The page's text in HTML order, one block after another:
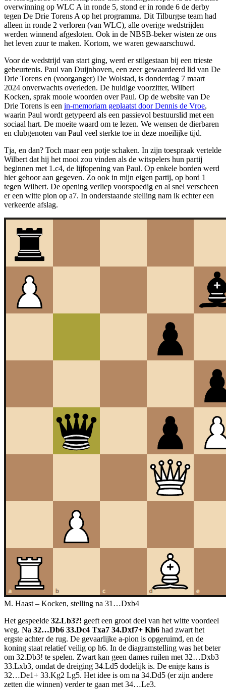
overwinning op WLC A in ronde 5, stond er in ronde 6 de derby
tegen De Drie Torens A op het programma. Dit Tilburgse team had
alleen in ronde 2 verloren (van WLC), alle overige wedstrijden
werden winnend afgesloten. Ook in de NBSB-beker wisten ze ons
het leven zuur te maken. Kortom, we waren gewaarschuwd.
Voor de wedstrijd van start ging, werd er stilgestaan bij een trieste
gebeurtenis. Paul van Duijnhoven, een zeer gewaardeerd lid van De
Drie Torens en (voorganger) De Wolstad, is donderdag 7 maart
2024 onverwachts overleden. De huidige voorzitter, Wilbert
Kocken, sprak mooie woorden over Paul. Op de website van De
Drie Torens is een in-memoriam geplaatst door Dennis de Vroe,
waarin Paul wordt getypeerd als een passievol bestuurslid met een
sociaal hart. De moeite waard om te lezen. We wensen de dierbaren
en clubgenoten van Paul veel sterkte toe in deze moeilijke tijd.
Tja, en dan? Toch maar een potje schaken. In zijn toespraak vertelde
Wilbert dat hij het mooi zou vinden als de witspelers hun partij
beginnen met 1.c4, de lijfopening van Paul. Op enkele borden werd
hier gehoor aan gegeven. Zo ook in mijn eigen partij, op bord 1
tegen Wilbert. De opening verliep voorspoedig en al snel verscheen
er een witte pion op a7. In onderstaande stelling nam ik echter een
verkeerde afslag.
M. Haast – Kocken, stelling na 31…Dxb4
Het gespeelde 32.Lb3?! geeft een groot deel van het witte voordeel
weg. Na 32…Db6 33.Dc4 Txa7 34.Dxf7+ Kh6 had zwart het
ergste achter de rug. De gevaarlijke a-pion is opgeruimd, en de
koning staat relatief veilig op h6. In de diagramstelling was het beter
om 32.Db3! te spelen. Zwart kan geen dames ruilen met 32…Dxb3
33.Lxb3, omdat de dreiging 34.Ld5 dodelijk is. De enige kans is
32…De1+ 33.Kg2 Lg5. Het idee is om na 34.Dd5 (er zijn andere
zetten die winnen) verder te gaan met 34…Le3.